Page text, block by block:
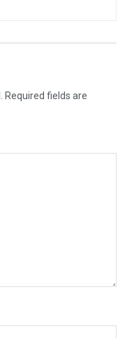
Required fields are